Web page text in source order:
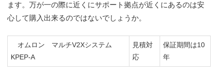
ます。万が一の際に近くにサポート拠点が近くにあるのは安
心して購入出来るのではないでしょうか。
オムロン マルチV2Xシステム
KPEP-A
見積対
応
保証期間は10
年